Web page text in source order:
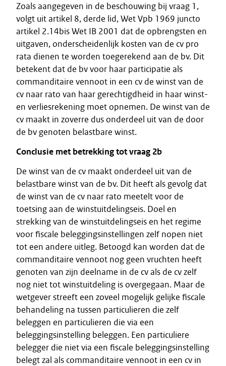
Zoals aangegeven in de beschouwing bij vraag 1,
volgt uit artikel 8, derde lid, Wet Vpb 1969 juncto
artikel 2.14bis Wet IB 2001 dat de opbrengsten en
uitgaven, onderscheidenlijk kosten van de cv pro
rata dienen te worden toegerekend aan de bv. Dit
betekent dat de bv voor haar participatie als
commanditaire vennoot in een cv de winst van de
cv naar rato van haar gerechtigdheid in haar winst-
en verliesrekening moet opnemen. De winst van de
cv maakt in zoverre dus onderdeel uit van de door
de bv genoten belastbare winst.
Conclusie met betrekking tot vraag 2b
De winst van de cv maakt onderdeel uit van de
belastbare winst van de bv. Dit heeft als gevolg dat
de winst van de cv naar rato meetelt voor de
toetsing aan de winstuitdelingseis. Doel en
strekking van de winstuitdelingseis en het regime
voor fiscale beleggingsinstellingen zelf nopen niet
tot een andere uitleg. Betoogd kan worden dat de
commanditaire vennoot nog geen vruchten heeft
genoten van zijn deelname in de cv als de cv zelf
nog niet tot winstuitdeling is overgegaan. Maar de
wetgever streeft een zoveel mogelijk gelijke fiscale
behandeling na tussen particulieren die zelf
beleggen en particulieren die via een
beleggingsinstelling beleggen. Een particuliere
belegger die niet via een fiscale beleggingsinstelling
belegt zal als commanditaire vennoot in een cv in